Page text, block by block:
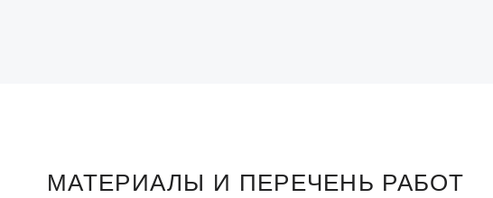
МАТЕРИАЛЫ И ПЕРЕЧЕНЬ РАБОТ